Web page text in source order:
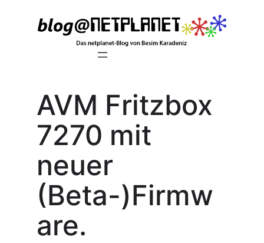
AVM Fritzbox
7270 mit
neuer
(Beta-)Firmw
are.